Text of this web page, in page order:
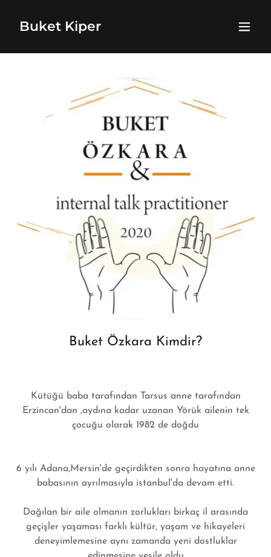
Buket Kiper
Buket Özkara Kimdir?
Kütüğü baba tarafından Tarsus anne tarafından
Erzincan'dan ,aydına kadar uzanan Yörük ailenin tek
çocuğu olarak 1982 de doğdu
6 yılı Adana,Mersin'de geçirdikten sonra hayatına anne
babasının ayrılmasıyla istanbul'da devam etti.
Dağılan bir aile olmanın zorlukları birkaç il arasında
geçişler yaşaması farklı kültür, yaşam ve hikayeleri
deneyimlemesine aynı zamanda yeni dostluklar